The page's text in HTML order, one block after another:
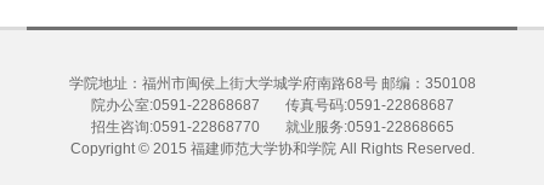
学院地址：福州市闽侯上街大学城学府南路68号 邮编：350108
院办公室:0591-22868687 传真号码:0591-22868687
招生咨询:0591-22868770 就业服务:0591-22868665
Copyright © 2015 福建师范大学协和学院All Rights Reserved.